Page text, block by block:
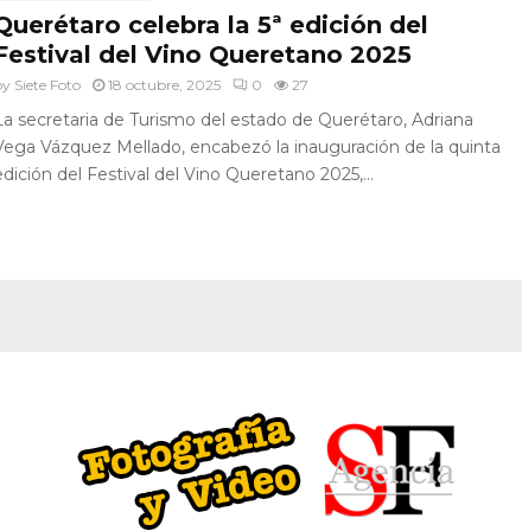
celebra la 5ª edición del
del Vino Queretano 2025
Siete Foto 18 octubre, 2025 0 27
secretaria de Turismo del estado de Querétaro, Adriana
Vázquez Mellado, encabezó la inauguración de la quinta
del Festival del Vino Queretano 2025,...